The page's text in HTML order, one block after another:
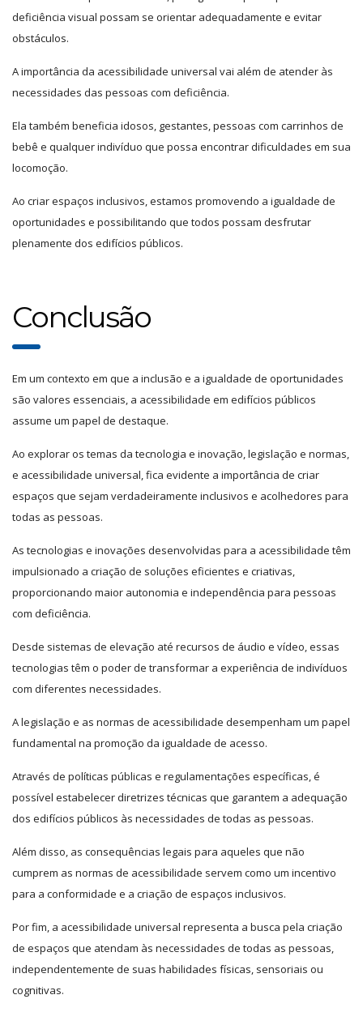
deficiência visual possam se orientar adequadamente e evitar
obstáculos.
A importância da acessibilidade universal vai além de atender às
necessidades das pessoas com deficiência.
Ela também beneficia idosos, gestantes, pessoas com carrinhos de
bebê e qualquer indivíduo que possa encontrar dificuldades em sua
locomoção.
Ao criar espaços inclusivos, estamos promovendo a igualdade de
oportunidades e possibilitando que todos possam desfrutar
plenamente dos edifícios públicos.
Conclusão
Em um contexto em que a inclusão e a igualdade de oportunidades
são valores essenciais, a acessibilidade em edifícios públicos
assume um papel de destaque.
Ao explorar os temas da tecnologia e inovação, legislação e normas,
e acessibilidade universal, fica evidente a importância de criar
espaços que sejam verdadeiramente inclusivos e acolhedores para
todas as pessoas.
As tecnologias e inovações desenvolvidas para a acessibilidade têm
impulsionado a criação de soluções eficientes e criativas,
proporcionando maior autonomia e independência para pessoas
com deficiência.
Desde sistemas de elevação até recursos de áudio e vídeo, essas
tecnologias têm o poder de transformar a experiência de indivíduos
com diferentes necessidades.
A legislação e as normas de acessibilidade desempenham um papel
fundamental na promoção da igualdade de acesso.
Através de políticas públicas e regulamentações específicas, é
possível estabelecer diretrizes técnicas que garantem a adequação
dos edifícios públicos às necessidades de todas as pessoas.
Além disso, as consequências legais para aqueles que não
cumprem as normas de acessibilidade servem como um incentivo
para a conformidade e a criação de espaços inclusivos.
Por fim, a acessibilidade universal representa a busca pela criação
de espaços que atendam às necessidades de todas as pessoas,
independentemente de suas habilidades físicas, sensoriais ou
cognitivas.